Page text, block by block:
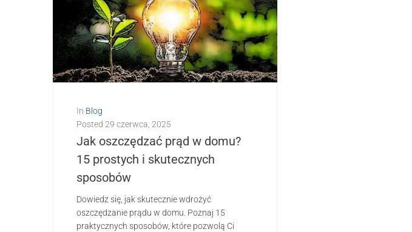
In Blog
Posted 29 czerwca, 2025
Jak oszczędzać prąd w domu?
15 prostych i skutecznych
sposobów
Dowiedz się, jak skutecznie wdrożyć
oszczędzanie prądu w domu. Poznaj 15
praktycznych sposobów, które pozwolą Ci